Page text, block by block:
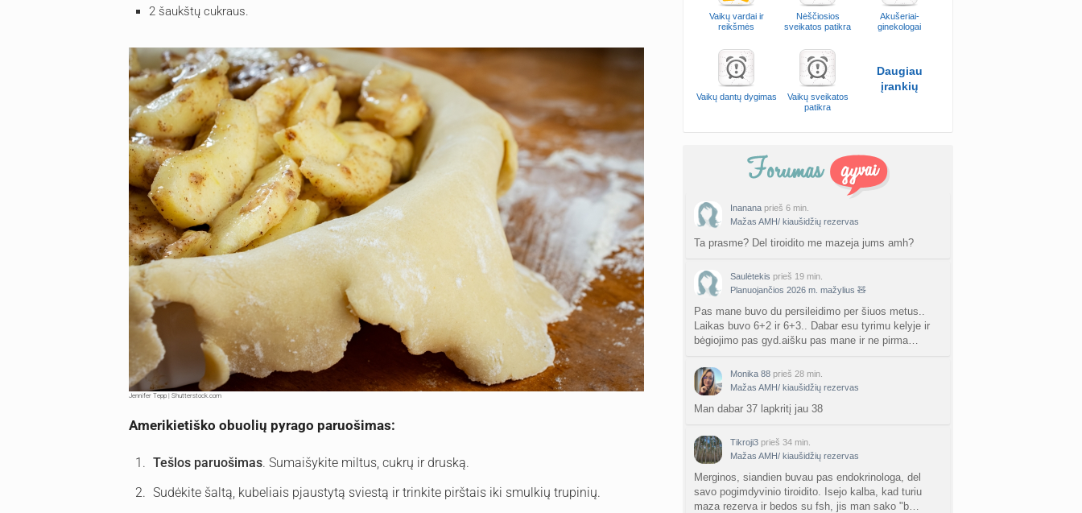
2 šaukštų cukraus.
Jennifer Tepp | Shutterstock.com
Amerikietiško obuolių pyrago paruošimas:
Tešlos paruošimas. Sumaišykite miltus, cukrų ir druską.
Sudėkite šaltą, kubeliais pjaustytą sviestą ir trinkite pirštais iki smulkių trupinių.
Vaikų vardai ir
reikšmės
Nėščiosios
sveikatos patikra
Akušeriai-
ginekologai
Vaikų dantų dygimas
Vaikų sveikatos
patikra
Daugiau
įrankių
Inanana prieš 6 min.
Mažas AMH/ kiaušidžių rezervas
Ta prasme? Del tiroidito me mazeja jums amh?
Saulėtekis prieš 19 min.
Planuojančios 2026 m. mažylius 🧸
Pas mane buvo du persileidimo per šiuos metus..
Laikas buvo 6+2 ir 6+3.. Dabar esu tyrimu kelyje ir
bėgiojimo pas gyd.aišku pas mane ir ne pirma…
Monika 88 prieš 28 min.
Mažas AMH/ kiaušidžių rezervas
Man dabar 37 lapkritį jau 38
Tikroji3 prieš 34 min.
Mažas AMH/ kiaušidžių rezervas
Merginos, siandien buvau pas endokrinologa, del
savo pogimdyvinio tiroidito. Isejo kalba, kad turiu
maza rezerva ir bedos su fsh, jis man sako "b…